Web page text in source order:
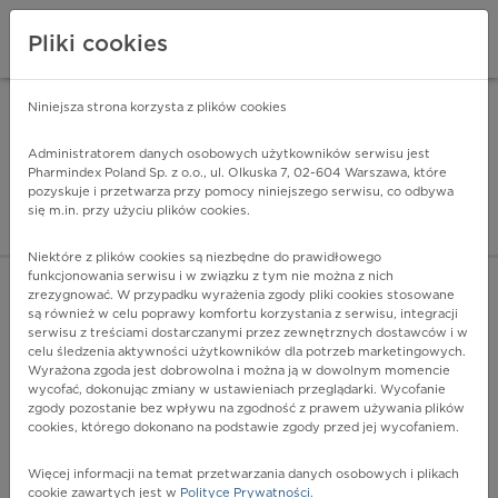
Pharmindex - lider
ZALOGUJ SIĘ
N06.7 - Rozlane kłębuszkowe zapalenie nerek z
półksiężycami
Więcej na lekiicd10.pl
Pliki cookies
Niniejsza strona korzysta z plików cookies
Administratorem danych osobowych użytkowników serwisu jest
Pharmindex Poland Sp. z o.o., ul. Olkuska 7, 02-604 Warszawa, które
pozyskuje i przetwarza przy pomocy niniejszego serwisu, co odbywa
się m.in. przy użyciu plików cookies.
Niektóre z plików cookies są niezbędne do prawidłowego
funkcjonowania serwisu i w związku z tym nie można z nich
zrezygnować. W przypadku wyrażenia zgody pliki cookies stosowane
są również w celu poprawy komfortu korzystania z serwisu, integracji
serwisu z treściami dostarczanymi przez zewnętrznych dostawców i w
celu śledzenia aktywności użytkowników dla potrzeb marketingowych.
Wyrażona zgoda jest dobrowolna i można ją w dowolnym momencie
wycofać, dokonując zmiany w ustawieniach przeglądarki. Wycofanie
zgody pozostanie bez wpływu na zgodność z prawem używania plików
cookies, którego dokonano na podstawie zgody przed jej wycofaniem.
Więcej informacji na temat przetwarzania danych osobowych i plikach
cookie zawartych jest w Polityce Prywatności.
ZA DARMO - w Google Play INSTALUJ